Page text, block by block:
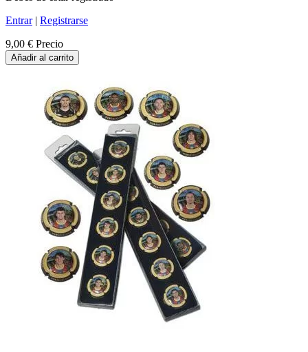
Entrar| Registrarse
9,00 € Precio
Añadir al carrito